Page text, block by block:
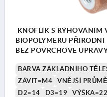
KNOFLÍK S RÝHOVÁNÍM
BIOPOLYMERU
BEZ POVRCHOVÉ
BARVA ZÁKLADNÍHO
ZÁVIT=M4
VNĚJŠÍ
D2=14
D3=19 VÝŠKA=22